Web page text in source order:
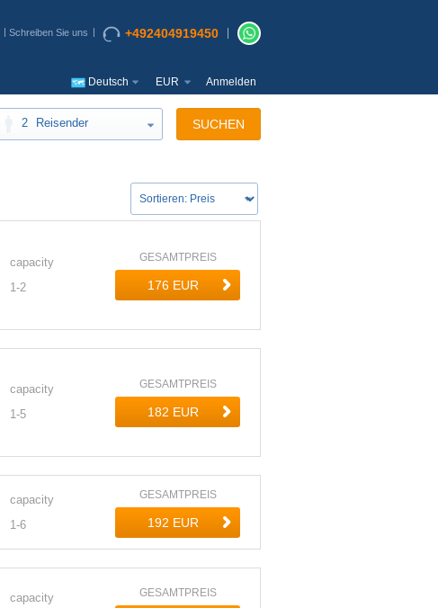
Schreiben Sie uns +492404919450
Deutsch EUR Anmelden
2 Reisender SUCHEN
capacity
1-2
GESAMTPREIS
capacity
1-5
GESAMTPREIS
capacity
1-6
GESAMTPREIS
capacity
GESAMTPREIS